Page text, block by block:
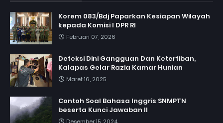
Korem 083/Bdj Paparkan Kesiapan Wilayah
kepada Komisi I DPR RI
Februari 07, 2026
Deteksi Dini Gangguan Dan Ketertiban,
Kalapas Gelar Razia Kamar Hunian
Maret 16, 2025
Contoh Soal Bahasa Inggris SNMPTN
beserta Kunci Jawaban II